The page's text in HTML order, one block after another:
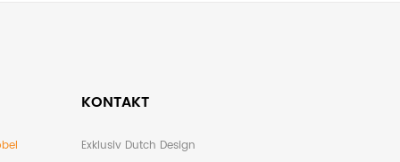
KONTAKT
Exklusiv Dutch Design